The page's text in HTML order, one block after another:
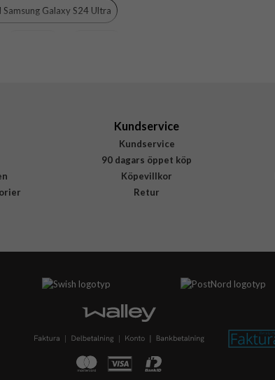
Galaxy S24 Ultra
Kundservice
Kundservice
90 dagars öppet köp
Köpevillkor
Retur